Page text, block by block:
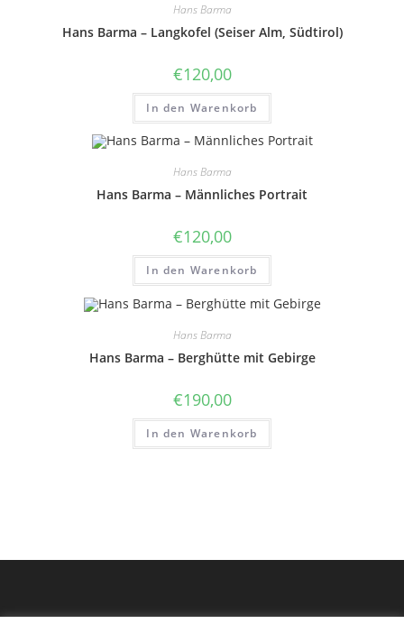
Hans Barma
Hans Barma – Langkofel (Seiser Alm, Südtirol)
€120,00
In den Warenkorb
Hans Barma
Hans Barma – Männliches Portrait
€120,00
In den Warenkorb
Hans Barma
Hans Barma – Berghütte mit Gebirge
€190,00
In den Warenkorb